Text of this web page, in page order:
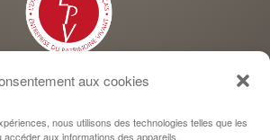
aux cookies
nous utilisons des technologies telles que les
aux informations des appareils.
est labellisée Entreprise du Patrimoine Vivant